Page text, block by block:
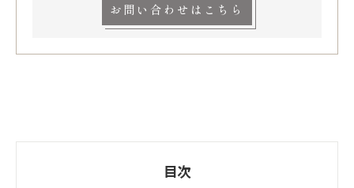
お問い合わせはこちら
目次